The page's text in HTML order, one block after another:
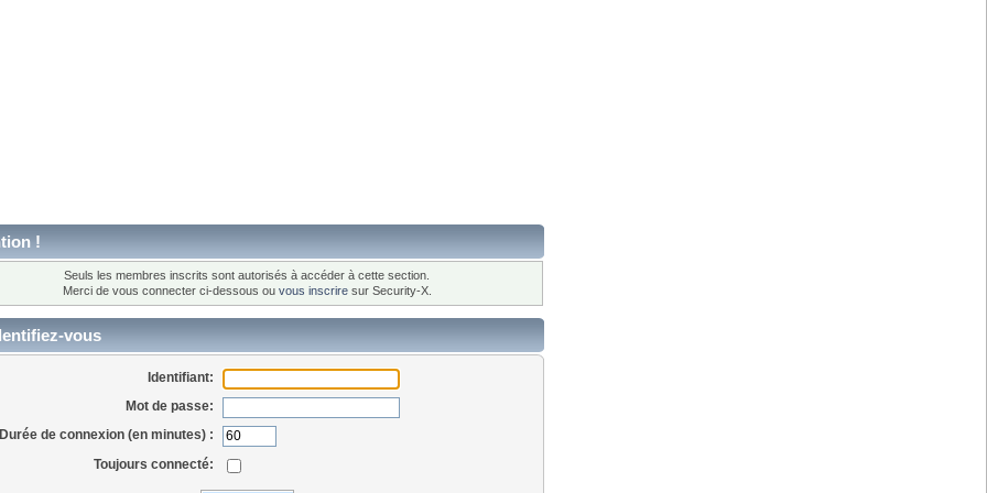
!
Seuls les membres inscrits sont autorisés à accéder à cette section.
Merci de vous connecter ci-dessous ou vous inscriresur Security-X.
vous
Identifiant:
Mot de passe:
Durée de connexion (en minutes) :
Toujours connecté: